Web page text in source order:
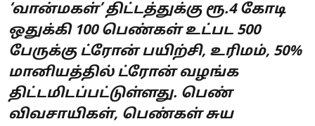
‘வான்மகள்’ திட்டத்துக்கு ரூ.4 கோடி
ஒதுக்கி 100 பெண்கள் உட்பட 500
பேருக்கு ட்ரோன் பயிற்சி, உரிமம், 50%
மானியத்தில் ட்ரோன் வழங்க
திட்டமிடப்பட்டுள்ளது. பெண்
விவசாயிகள், பெண்கள் சுய